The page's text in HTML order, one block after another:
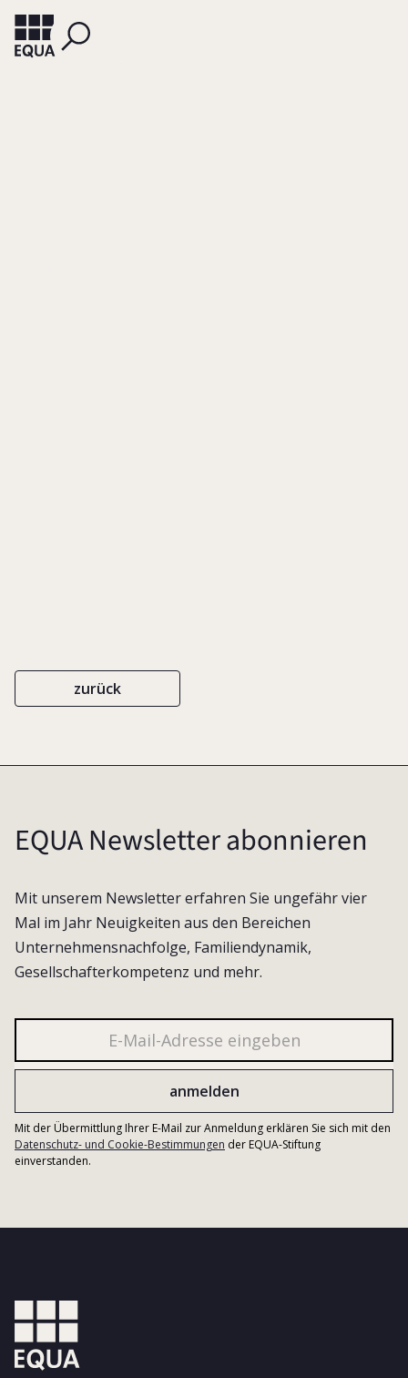
zurück
EQUA Newsletter abonnieren
Mit unserem Newsletter erfahren Sie ungefähr vier
Mal im Jahr Neuigkeiten aus den Bereichen
Unternehmensnachfolge, Familiendynamik,
Gesellschafterkompetenz und mehr.
Mit der Übermittlung Ihrer E-Mail zur Anmeldung erklären Sie sich mit den
Datenschutz- und Cookie-Bestimmungen der EQUA-Stiftung
einverstanden.